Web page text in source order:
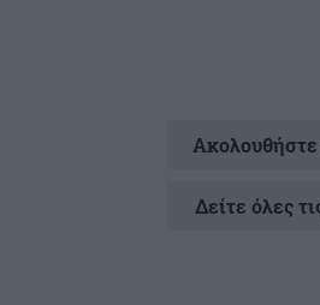
Ακολουθήστε
Δείτε όλες